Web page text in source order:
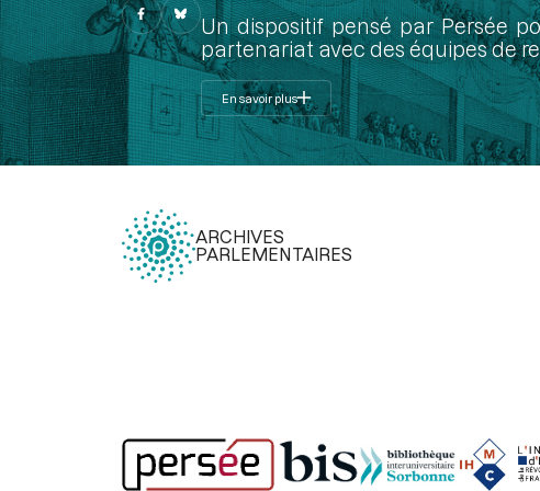
Un dispositif pensé par Persée
partenariat avec des équipes de
En savoir plus
ARCHIVES
PARLEMENTAIRES